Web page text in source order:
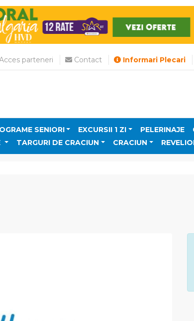
parteneri Contact Informari Plecari
SENIORI EXCURSII 1 ZI PELERINAJE
TARGURI DE CRACIUN CRACIUN